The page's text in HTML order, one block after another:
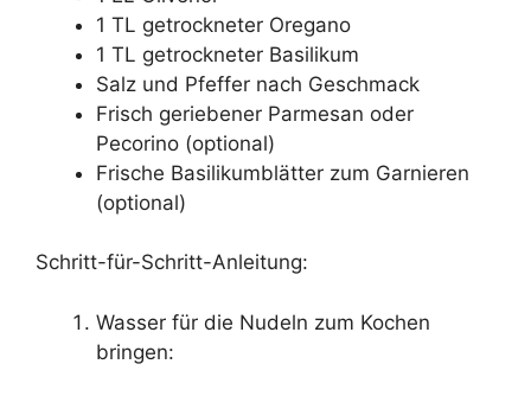
1 TL getrockneter Oregano
1 TL getrockneter Basilikum
Salz und Pfeffer nach Geschmack
Frisch geriebener Parmesan oder
Pecorino (optional)
Frische Basilikumblätter zum Garnieren
(optional)
Schritt-für-Schritt-Anleitung:
Wasser für die Nudeln zum Kochen
bringen: